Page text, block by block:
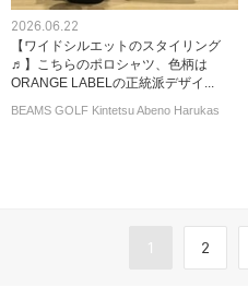
2026.06.22
【ワイドシルエットのスタイリング
♬】こちらのポロシャツ、色柄は
ORANGE LABELの正統派デザイ...
BEAMS GOLF Kintetsu Abeno Harukas
1 2